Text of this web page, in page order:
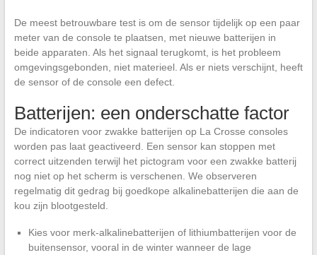
De meest betrouwbare test is om de sensor tijdelijk op een paar
meter van de console te plaatsen, met nieuwe batterijen in
beide apparaten. Als het signaal terugkomt, is het probleem
omgevingsgebonden, niet materieel. Als er niets verschijnt, heeft
de sensor of de console een defect.
Batterijen: een onderschatte factor
De indicatoren voor zwakke batterijen op La Crosse consoles
worden pas laat geactiveerd. Een sensor kan stoppen met
correct uitzenden terwijl het pictogram voor een zwakke batterij
nog niet op het scherm is verschenen. We observeren
regelmatig dit gedrag bij goedkope alkalinebatterijen die aan de
kou zijn blootgesteld.
Kies voor merk-alkalinebatterijen of lithiumbatterijen voor de
buitensensor, vooral in de winter wanneer de lage